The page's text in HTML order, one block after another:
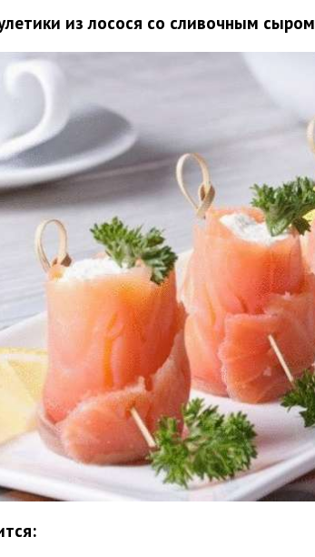
из лосося со сливочным сыром